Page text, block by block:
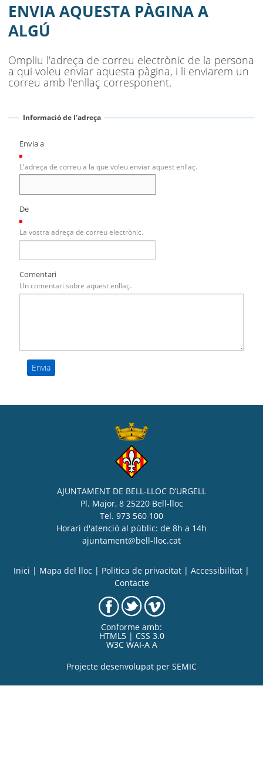
ENVIA AQUESTA PÀGINA A
ALGÚ
Ompliu l'adreça de correu electrònic de la persona
a qui voleu enviar aquesta pàgina, i li enviarem un
correu amb l'enllaç corresponent.
Informació de l'adreça
Envia a
L'adreça de correu a la que voleu enviar aquest enllaç.
De
La vostra adreça de correu electrònic.
Comentari
Un comentari sobre aquest enllaç.
AJUNTAMENT DE BELL-LLOC D’URGELL
Pl. Major, 8 25220 Bell-lloc
Tel. 973 560 100
Horari d'atenció al públic: de 8h a 14h
ajuntament@bell-lloc.cat
Inici | Mapa del lloc | Politica de privacitat | Accessibilitat |
Contacte
Conforme amb:
HTML5 | CSS 3.0
W3C WAI-A A
Projecte desenvolupat per SEMIC